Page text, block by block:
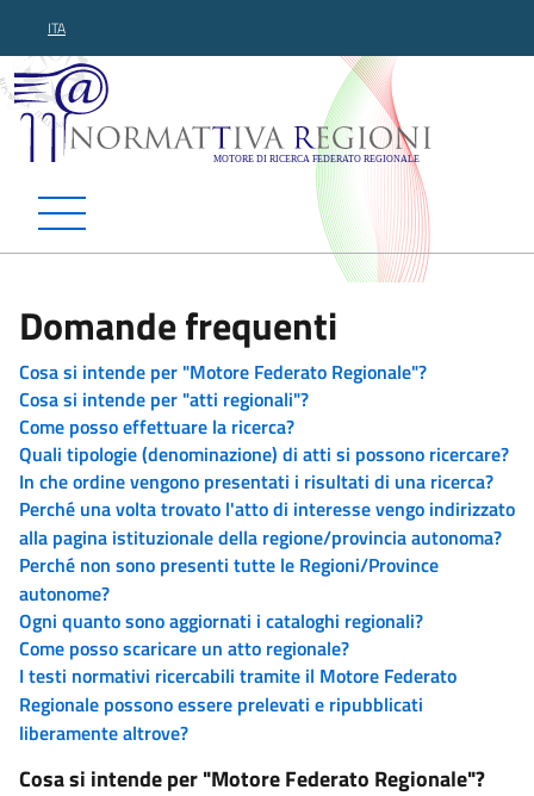
ITA
Normattiva Regioni -
Domande frequenti
Cosa si intende per "Motore Federato Regionale"?
Cosa si intende per "atti regionali"?
Come posso effettuare la ricerca?
Quali tipologie (denominazione) di atti si possono ricercare?
In che ordine vengono presentati i risultati di una ricerca?
Perché una volta trovato l'atto di interesse vengo indirizzato
alla pagina istituzionale della regione/provincia autonoma?
Perché non sono presenti tutte le Regioni/Province
autonome?
Ogni quanto sono aggiornati i cataloghi regionali?
Come posso scaricare un atto regionale?
I testi normativi ricercabili tramite il Motore Federato
Regionale possono essere prelevati e ripubblicati
liberamente altrove?
Cosa si intende per "Motore Federato Regionale"?